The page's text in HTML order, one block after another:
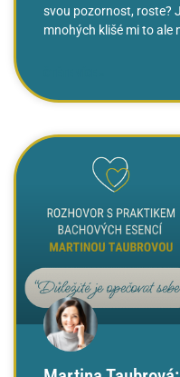
svou pozornost, roste?
mnohých klišé mi to ale